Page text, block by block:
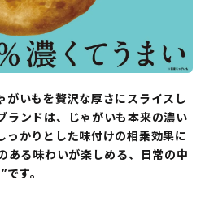
がいもを贅沢な厚さにスライスし
ランドは、じゃがいも本来の濃い
っかりとした味付けの相乗効果に
ある味わいが楽しめる、日常の中
す。